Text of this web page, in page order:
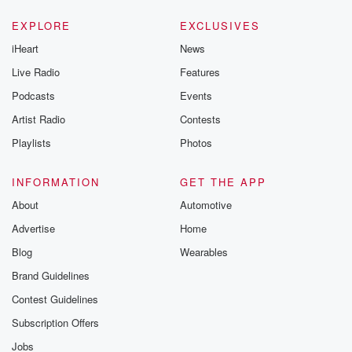
EXPLORE
iHeart
Live Radio
Podcasts
Artist Radio
Playlists
EXCLUSIVES
News
Features
Events
Contests
Photos
INFORMATION
About
Advertise
Blog
Brand Guidelines
Contest Guidelines
Subscription Offers
Jobs
GET THE APP
Automotive
Home
Wearables